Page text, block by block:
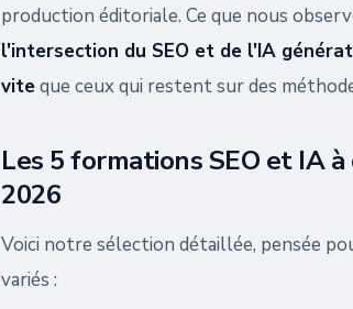
production éditoriale. Ce que nous
l'intersection du SEO et de l'IA
viteque ceux qui restent sur des
Les 5 formations SEO et IA
2026
Voici notre sélection détaillée, pensée
variés :